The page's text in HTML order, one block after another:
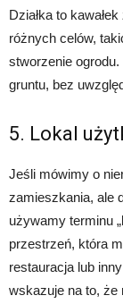
Działka to
różnych celów,
stworzenie ogrodu.
gruntu, bez
5. Lokal
Jeśli mówimy o
zamieszkania, ale
używamy terminu
przestrzeń, która
restauracja lub
wskazuje na to, że